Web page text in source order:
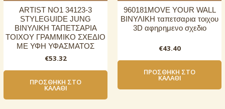
ARTIST NO1 34123-3
STYLEGUIDE JUNG
ΒΙΝΥΛΙΚΗ ΤΑΠΕΤΣΑΡΙΑ
ΤΟΙΧΟΥ ΓΡΑΜΜΙΚΟ ΣΧΕΔΙΟ
ΜΕ ΥΦΗ ΥΦΑΣΜΑΤΟΣ
€53.32
ΠΡΟΣΘΉΚΗ ΣΤΟ
ΚΑΛΆΘΙ
960181MOVE YOUR WALL
ΒΙΝΥΛΙΚΗ ταπετσαρια τοιχου
3D αφηρημενο σχεδιο
€43.40
ΠΡΟΣΘΉΚΗ ΣΤΟ
ΚΑΛΆΘΙ